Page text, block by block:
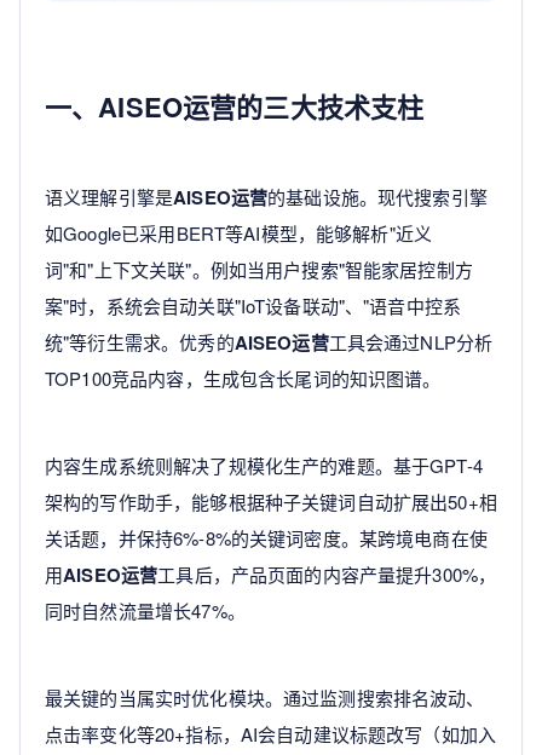
一、AISEO运营的三大技术支柱
语义理解引擎是AISEO运营的基础设施。现代搜索引擎
如Google已采用BERT等AI模型，能够解析"近义
词"和"上下文关联"。例如当用户搜索"智能家居控制方
案"时，系统会自动关联"IoT设备联动"、"语音中控系
统"等衍生需求。优秀的AISEO运营工具会通过NLP分析
TOP100竞品内容，生成包含长尾词的知识图谱。
内容生成系统则解决了规模化生产的难题。基于GPT-4
架构的写作助手，能够根据种子关键词自动扩展出50+相
关话题，并保持6%-8%的关键词密度。某跨境电商在使
用AISEO运营工具后，产品页面的内容产量提升300%，
同时自然流量增长47%。
最关键的当属实时优化模块。通过监测搜索排名波动、
点击率变化等20+指标，AI会自动建议标题改写（如加入